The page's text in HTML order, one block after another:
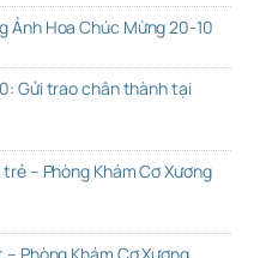
Ảnh Hoa Chúc Mừng 20-10
Gửi trao chân thành tại
– Phòng Khám Cơ Xương